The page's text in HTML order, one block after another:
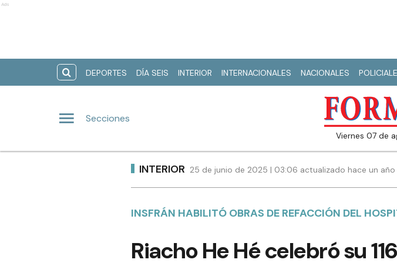
Ads
DEPORTES DÍA SEIS INTERIOR INTERNACIONALES NACIONALES
Secciones
viernes 07 de
INTERIOR 25 de junio de 2025 | 03:06 actualizado hace un año
INSFRÁN HABILITÓ OBRAS DE REFACCIÓN DEL
Riacho He Hé celebró su